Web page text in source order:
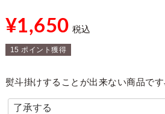
¥1,650 税込
15 ポイント獲得
熨斗掛けすることが出来ない商品です